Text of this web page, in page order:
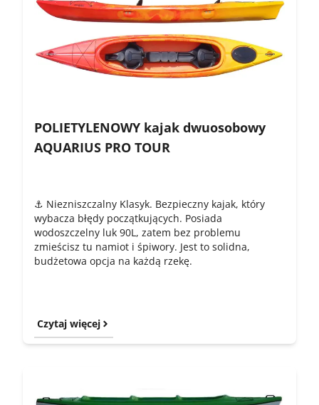
POLIETYLENOWY kajak dwuosobowy
AQUARIUS PRO TOUR
⚓ Niezniszczalny Klasyk. Bezpieczny kajak, który
wybacza błędy początkujących. Posiada
wodoszczelny luk 90L, zatem bez problemu
zmieścisz tu namiot i śpiwory. Jest to solidna,
budżetowa opcja na każdą rzekę.
Czytaj więcej